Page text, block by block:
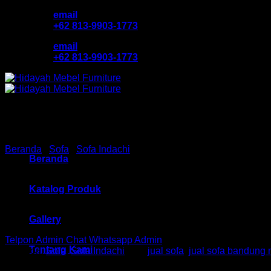
email
+62 813-9903-1773
email
+62 813-9903-1773
Beranda
Katalog Produk
Gallery
Tentang Kami
Beranda Sofa Sofa Indachi
Telpon Admin Chat Whatsapp Admin
Kategori:Sofa ,Sofa Indachi jual sofa jual sofa bandung